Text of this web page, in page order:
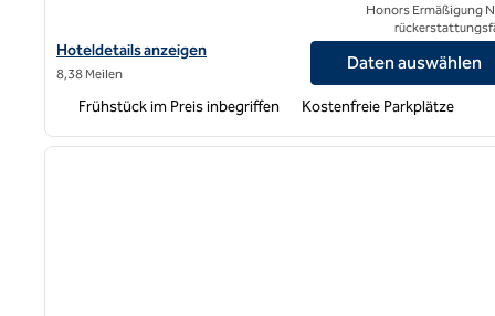
Hoteldetails für Home2 Suites by Hilton Hasbrouck Heights
Hoteldetails anzeigen
8,38 Meilen
Honors Ermäßigung
Daten auswählen
Frühstück im Preis inbegriffen Kostenfreie Parkplätze
1 von 12